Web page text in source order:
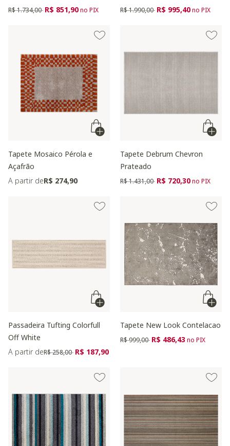
Preço reduzido de
R$ 1.734,00 para
R$ 851,90no PIX Preço reduzido de
R$ 1.990,00 para
R$ 995,40no PIX
Tapete Mosaico Pérola e
Açafrão
A partir deR$ 274,90
Tapete Debrum Chevron
Prateado
Preço reduzido de
R$ 1.431,00 para
R$ 720,30no PIX
Passadeira Tufting Colorfull
Off White
A partir dePreço reduzido de
R$ 258,00 para
R$ 187,90
Tapete New Look Contelacao
Preço reduzido de
R$ 999,00 para
R$ 486,43no PIX